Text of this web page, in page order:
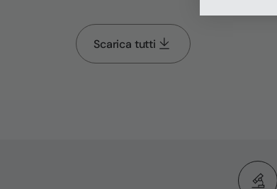
Scarica tutti